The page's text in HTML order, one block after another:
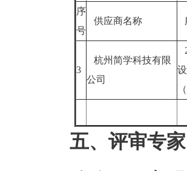
序
号
供应商名称
3
杭州简学科技有限
公司
五、评审专